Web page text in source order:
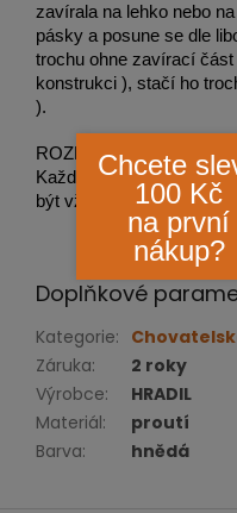
zavírala na lehko nebo
pásky a posune se dle
trochu ohne zavírací
konstrukci ), stačí ho
).
ROZMĚRY a provedení
Každá výroba
být vždy na 100%
Doplňkové
Kategorie:
Záruka:
2 roky
Výrobce:
HRADIL
Materiál:
proutí
Barva: hnědá
Chcete
100 Kč
na první
nákup?